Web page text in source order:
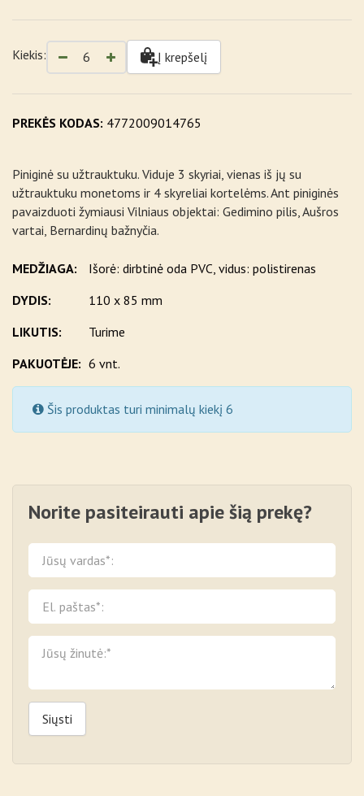
PREKĖS KODAS: 4772009014765
Piniginė su užtrauktuku. Viduje 3 skyriai, vienas iš jų su
užtrauktuku monetoms ir 4 skyreliai kortelėms. Ant piniginės
pavaizduoti žymiausi Vilniaus objektai: Gedimino pilis, Aušros
vartai, Bernardinų bažnyčia.
MEDŽIAGA:
Išorė: dirbtinė oda PVC, vidus: polistirenas
DYDIS:
110 x 85 mm
LIKUTIS:
Turime
PAKUOTĖJE: 6 vnt.
Kiekis: Į krepšelį
Šis produktas turi minimalų kiekį 6
Norite pasiteirauti apie šią prekę?
Siųsti